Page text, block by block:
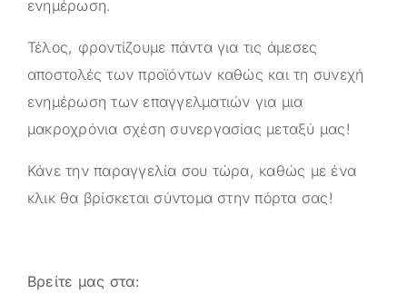
ενημέρωση.
Τέλος, φροντίζουμε πάντα για τις άμεσες
αποστολές των προϊόντων καθώς και τη συνεχή
ενημέρωση των επαγγελματιών για μια
μακροχρόνια σχέση συνεργασίας μεταξύ μας!
Κάνε την παραγγελία σου τώρα, καθώς με ένα
κλικ θα βρίσκεται σύντομα στην πόρτα σας!
Βρείτε μας στα: